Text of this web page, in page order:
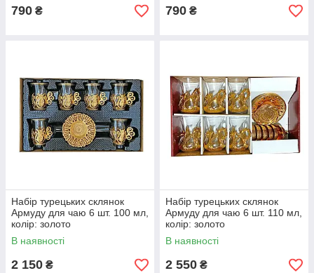
790 ₴ 790 ₴
Набір турецьких склянок
Армуду для чаю 6 шт. 100 мл,
колір: золото
В наявності
2 150 ₴
Набір турецьких склянок
Армуду для чаю 6 шт. 110 мл,
колір: золото
В наявності
2 550 ₴